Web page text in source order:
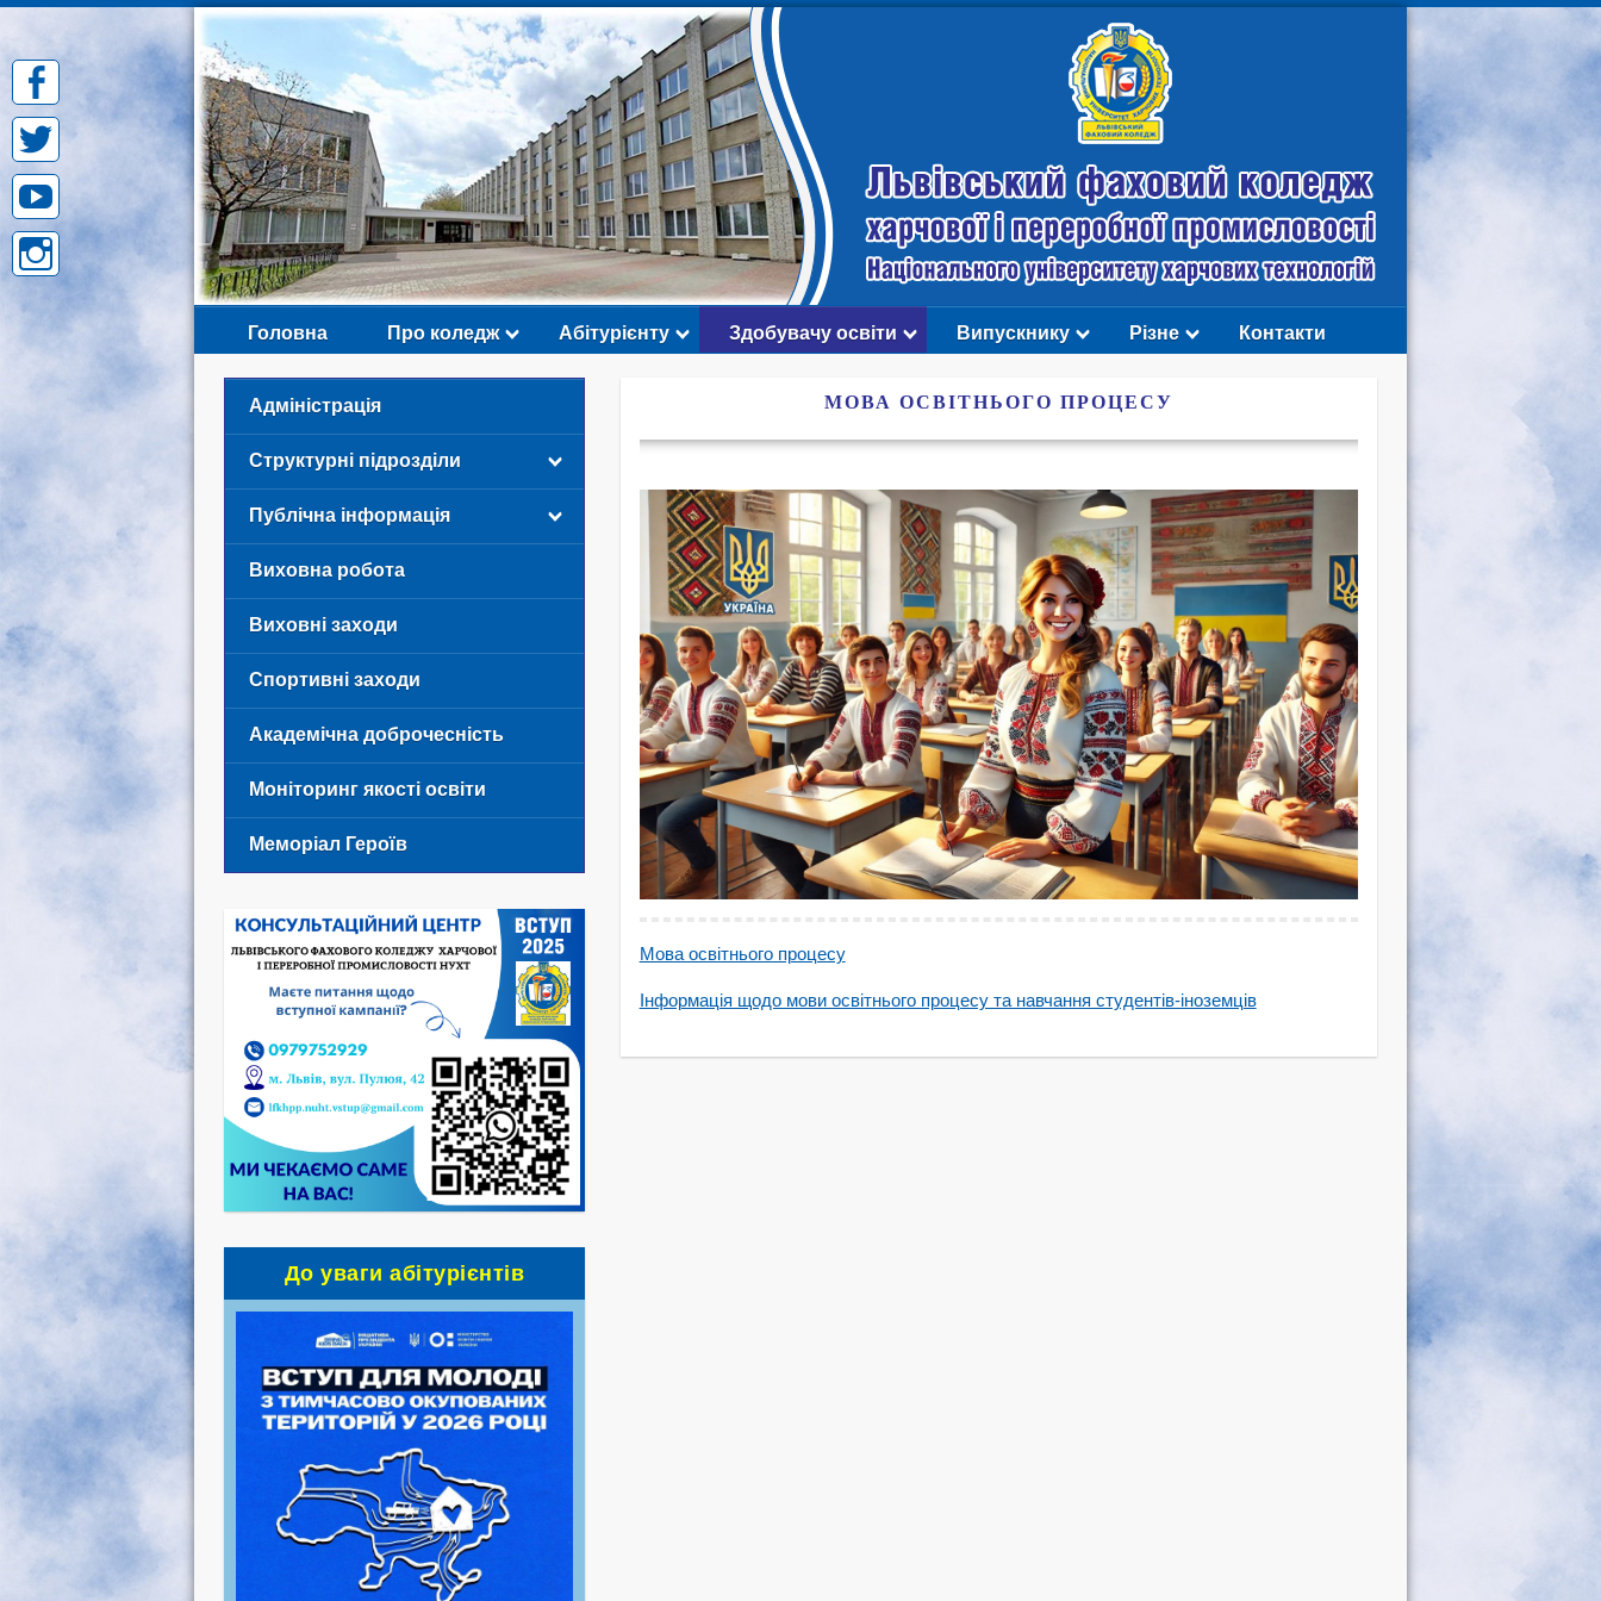
content
Головна Про коледж Абітурієнту Здобувачу освіти Випускнику Різне Контакти
МОВА ОСВІТНЬОГО ПРОЦЕСУ
Мова освітнього процесу
Інформація щодо мови освітнього процесу та навчання студентів-іноземців
Адміністрація
Структурні підрозділи
Публічна інформація
Виховна робота
Виховні заходи
Спортивні заходи
Академічна доброчесність
Моніторинг якості освіти
Меморіал Героїв
До уваги абітурієнтів